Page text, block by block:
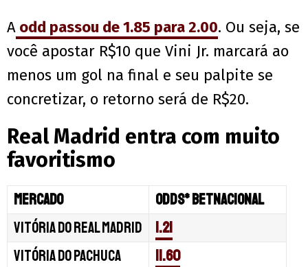
A odd passou de 1.85 para 2.00. Ou seja, se
você apostar R$10 que Vini Jr. marcará ao
menos um gol na final e seu palpite se
concretizar, o retorno será de R$20.
Real Madrid entra com muito
favoritismo
Mercado
Odds* Betnacional
Vitória do Real Madrid
1.21
Vitória do Pachuca
11.60